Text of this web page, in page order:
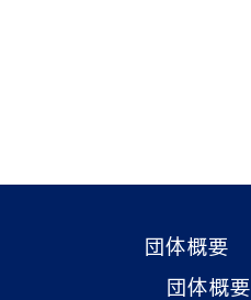
団体概要
団体概要